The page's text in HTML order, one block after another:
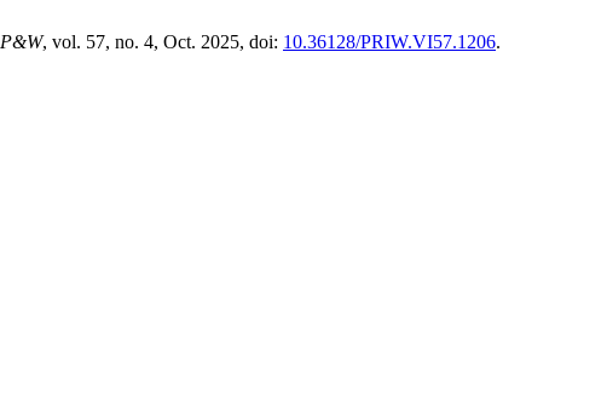
P&W, vol. 57, no. 4, Oct. 2025, doi: 10.36128/PRIW.VI57.1206.